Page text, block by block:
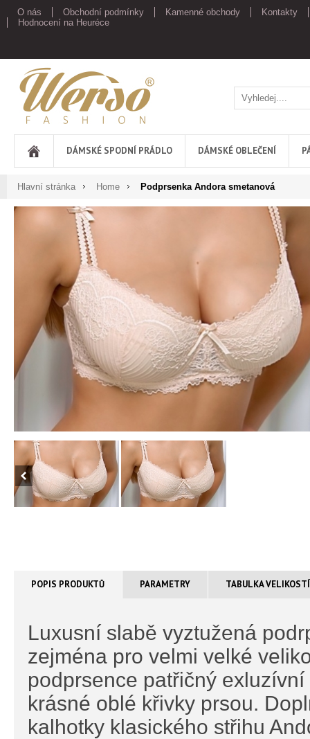
O nás Obchodní podmínky Kamenné obchody
Kontakty
Hodnocení na Heuréce
Werso
DÁMSKÉ SPODNÍ PRÁDLO DÁMSKÉ OBLEČENÍ
Hlavní stránka Home Podprsenka Andora smetanová
POPIS PRODUKTŮ PARAMETRY TABULKA
Luxusní slabě vyztužená
zejména pro velmi velké
podprsence patřičný
krásné oblé křivky prsou.
kalhotky klasického střihu